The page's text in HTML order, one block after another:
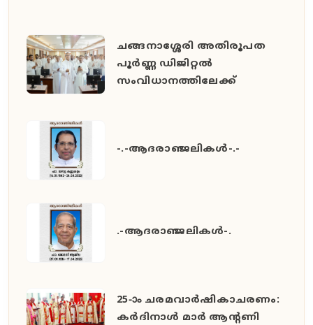
ചങ്ങനാശ്ശേരി അതിരൂപത
പൂർണ്ണ ഡിജിറ്റൽ
സംവിധാനത്തിലേക്ക്
-.-ആദരാഞ്ജലികൾ-.-
.-ആദരാഞ്ജലികൾ-.
25-ാം ചരമവാർഷികാചരണം:
കർദിനാൾ മാർ ആന്റണി